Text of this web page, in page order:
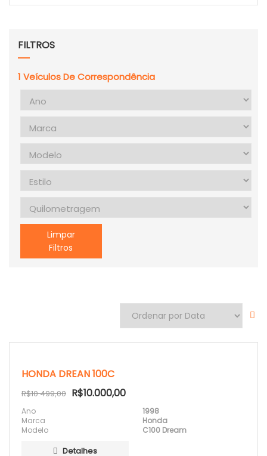
FILTROS
1 Veículos De Correspondência
Limpar
Filtros
HONDA DREAN 100C
R$10.499,00 R$10.000,00
Ano
1998
Marca
Honda
Modelo
C100 Dream
Detalhes